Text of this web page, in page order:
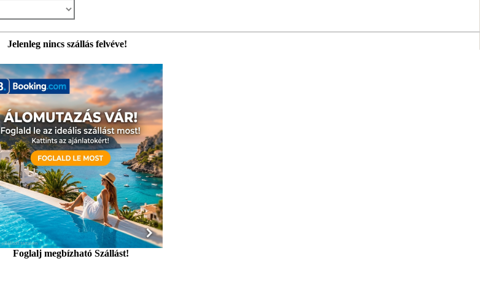
Jelenleg nincs szállás felvéve!
Foglalj megbízható Szállást!